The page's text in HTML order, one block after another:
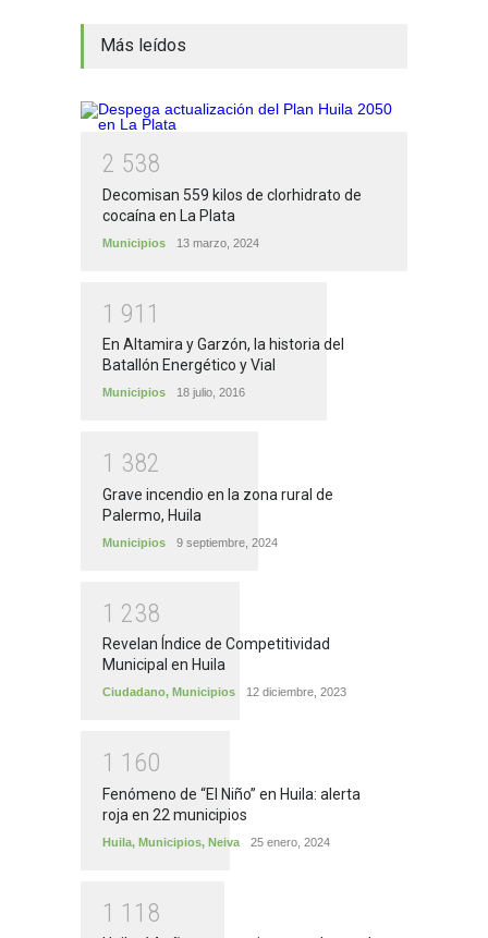
Más leídos
2 538
Decomisan 559 kilos de clorhidrato de
cocaína en La Plata
Municipios 13 marzo, 2024
1 91 1
En Altamira y Garzón, la historia del
Batallón Energético y Vial
Municipios 18 julio, 2016
1 382
Grave incendio en la zona rural de
Palermo, Huila
Municipios 9 septiembre, 2024
1 238
Revelan Índice de Competitividad
Municipal en Huila
Ciudadano, Municipios 12 diciembre, 2023
1 1 60
Fenómeno de “El Niño” en Huila: alerta
roja en 22 municipios
Huila, Municipios, Neiva 25 enero, 2024
1 1 1 8